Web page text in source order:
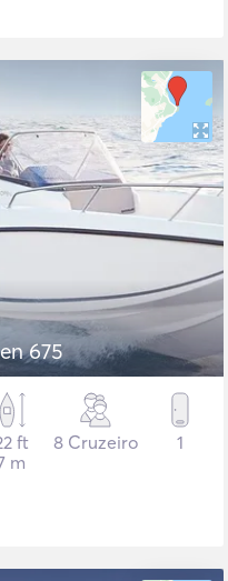
675
ft
m
8 Cruzeiro 1